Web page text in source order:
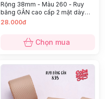
Rộng 38mm - Màu 260 - Ruy
băng GÂN cao cấp 2 mặt dày
dặn
28.000đ
Chọn mua